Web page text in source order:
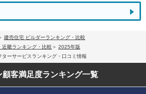
建売住宅 ビルダーランキング・比較
畿ランキング・比較
2025年版
ーサービスランキング・口コミ情報
顧客満足度ランキング一覧